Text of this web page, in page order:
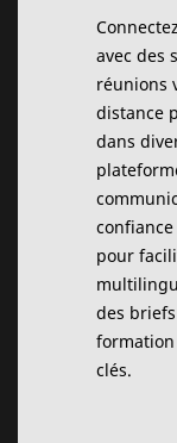
avec des
réunions
distance
dans
pour
des
clés.